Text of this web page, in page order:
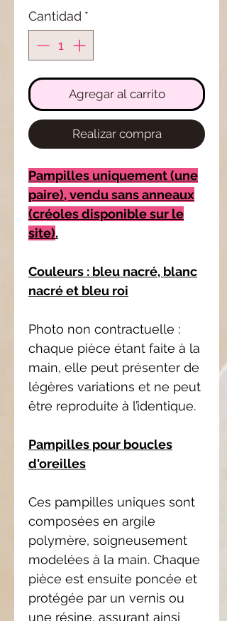
Cantidad *
Agregar al carrito
Realizar compra
Pampilles uniquement (une
paire), vendu sans anneaux
(créoles disponible sur le
site).
Couleurs : bleu nacré, blanc
nacré et bleu roi
Photo non contractuelle :
chaque pièce étant faite à la
main, elle peut présenter de
légères variations et ne peut
être reproduite à l’identique.
Pampilles pour boucles
d'oreilles
Ces pampilles uniques sont
composées en argile
polymère, soigneusement
modelées à la main. Chaque
pièce est ensuite poncée et
protégée par un vernis ou
une résine, assurant ainsi